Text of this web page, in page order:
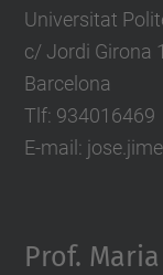
Universitat
c/ Jordi Girona
Barcelona
Tlf: 934016469
E-mail:
Prof.